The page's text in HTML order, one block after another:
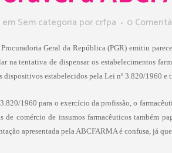
em Sem categoria porcrfpa 0
Geral da República (PGR) emitiu
na tentativa de dispensar os estabelecimentos
dispositivos estabelecidos pela Lei nº 3.820/1960
1960 para o exercício da profissão, o
de comércio de insumos farmacêuticos também
apresentada pela ABCFARMA é confusa, já